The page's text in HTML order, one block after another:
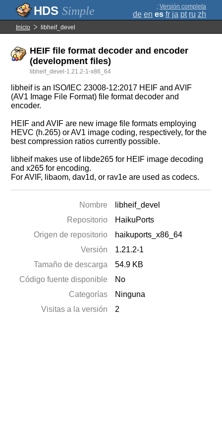
Simple ; Versión completa
de en es fr ja pt ru zh
Inicio libheif_devel
HEIF file format decoder and encoder
(development files)
libheif_devel-1.21.2-1-x86_64
libheif is an ISO/IEC 23008-12:2017 HEIF and AVIF
(AV1 Image File Format) file format decoder and
encoder.
HEIF and AVIF are new image file formats employing
HEVC (h.265) or AV1 image coding, respectively, for the
best compression ratios currently possible.
libheif makes use of libde265 for HEIF image decoding
and x265 for encoding.
For AVIF, libaom, dav1d, or rav1e are used as codecs.
Nombre
libheif_devel
Repositorio
HaikuPorts
Origen de repositorio
haikuports_x86_64
Versión
1.21.2-1
Tamaño de descarga
54.9 KB
Código fuente disponible
No
Categorías
Ninguna
Visitas a la versión
2